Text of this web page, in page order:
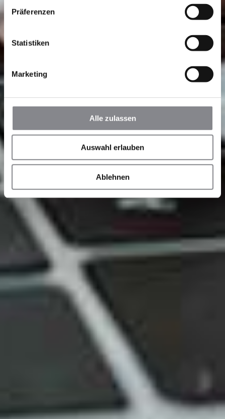
Präferenzen
Statistiken
Marketing
Alle zulassen
Auswahl erlauben
Ablehnen